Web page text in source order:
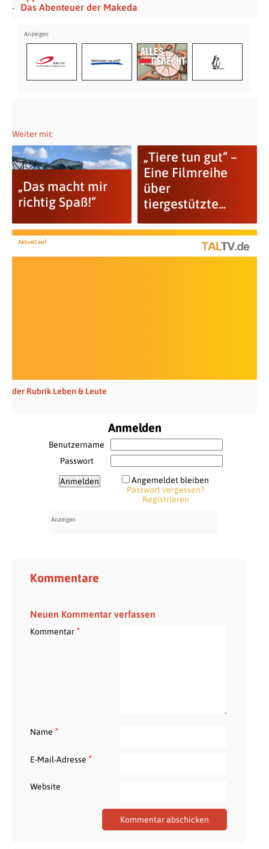
Das Abenteuer der Makeda
Weiter mit:
„Das macht mir
richtig Spaß!“
„Tiere tun gut“ –
Eine Filmreihe
über
tiergestützte...
Aktuell auf
der Rubrik Leben & Leute
Anmelden
Benutzername
Passwort
Angemeldet bleiben
Passwort vergessen?
Registrieren
Kommentare
Neuen Kommentar verfassen
Kommentar*
Name *
E-Mail-Adresse *
Website